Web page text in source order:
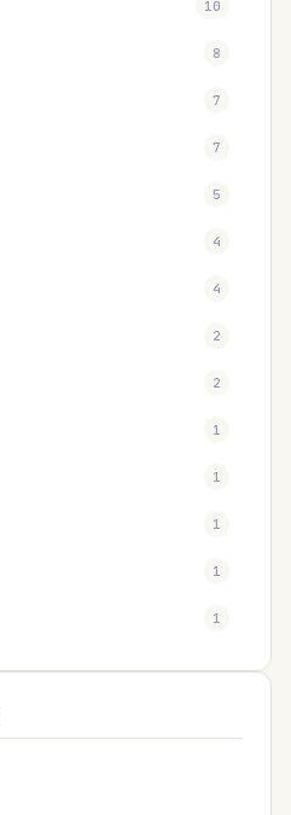
10
8
7
7
5
4
4
2
2
1
1
1
1
1